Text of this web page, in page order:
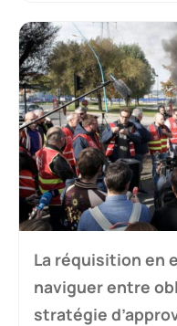
La réquisition en
naviguer entre
stratégie